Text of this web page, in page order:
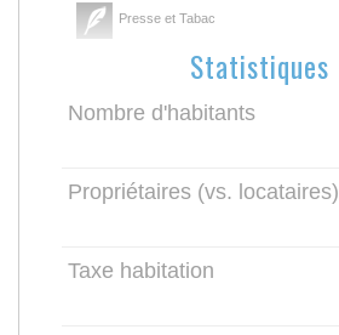
Presse et Tabac
Statistiques
Nombre d'habitants
Propriétaires (vs. locataires)
Taxe habitation